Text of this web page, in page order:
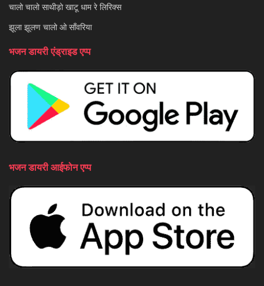
चालो चालो साथीड़ो खाटू धाम रे लिरिक्स
झूला झूलण चालो ओ साँवरिया
भजन डायरी एंड्राइड एप्प
भजन डायरी आईफोन एप्प